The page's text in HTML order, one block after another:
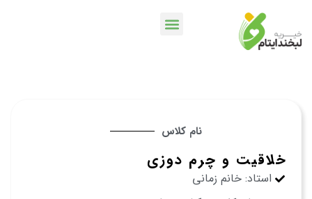
نام کلاس
خلاقیت و چرم دوزی
استاد: خانم زمانی